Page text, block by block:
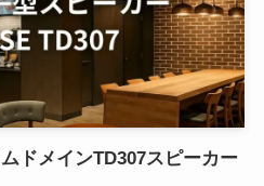
ドメインTD307スピーカー